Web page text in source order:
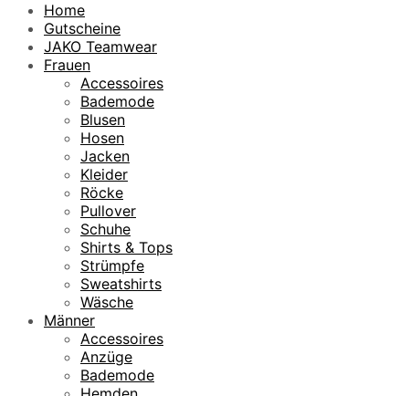
Home
Gutscheine
JAKO Teamwear
Frauen
Accessoires
Bademode
Blusen
Hosen
Jacken
Kleider
Röcke
Pullover
Schuhe
Shirts & Tops
Strümpfe
Sweatshirts
Wäsche
Männer
Accessoires
Anzüge
Bademode